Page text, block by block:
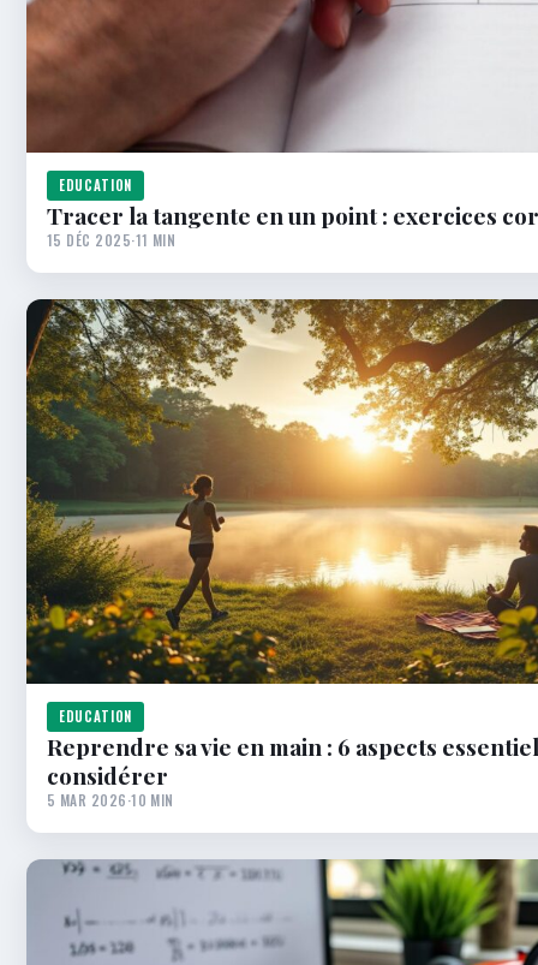
EDUCATION
Tracer la tangente en un point : exercices
15 DÉC 2025·11 MIN
EDUCATION
Reprendre sa vie en main : 6 aspects
considérer
5 MAR 2026·10 MIN